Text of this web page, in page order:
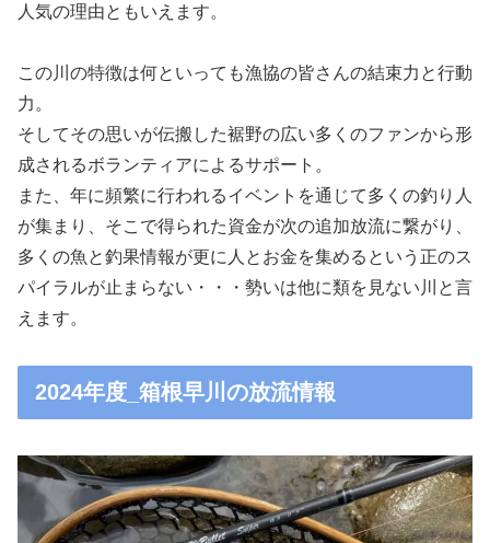
人気の理由ともいえます。
この川の特徴は何といっても漁協の皆さんの結束力と行動
力。
そしてその思いが伝搬した裾野の広い多くのファンから形
成されるボランティアによるサポート。
また、年に頻繁に行われるイベントを通じて多くの釣り人
が集まり、そこで得られた資金が次の追加放流に繋がり、
多くの魚と釣果情報が更に人とお金を集めるという正のス
パイラルが止まらない・・・勢いは他に類を見ない川と言
えます。
2024年度_箱根早川の放流情報